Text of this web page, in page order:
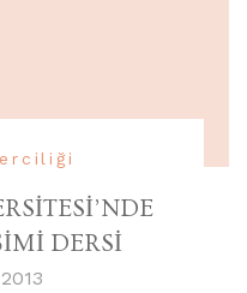
DERSİ